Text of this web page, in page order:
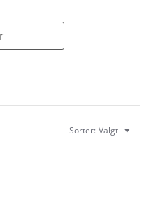
Sorter: Valgt